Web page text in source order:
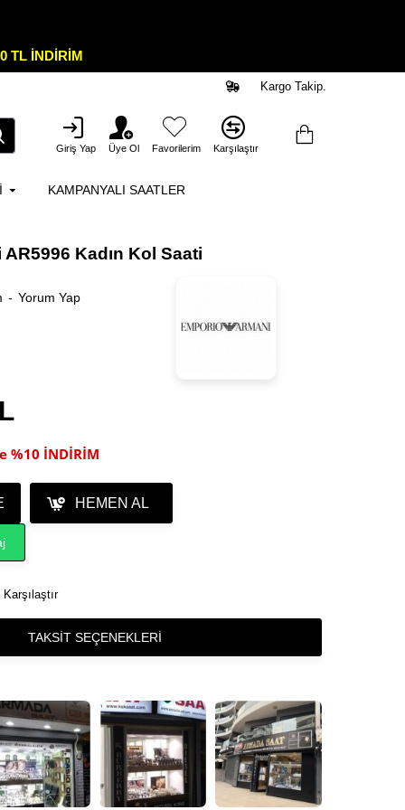
TL İNDİRİM
Kargo Takip.
Giriş Yap Üye Ol Favorilerim Karşılaştır
KAMPANYALI SAATLER
Kadın Kol Saati
- Yorum Yap
%10 İNDİRİM
HEMEN AL
Karşılaştır
TAKSIT SEÇENEKLERI